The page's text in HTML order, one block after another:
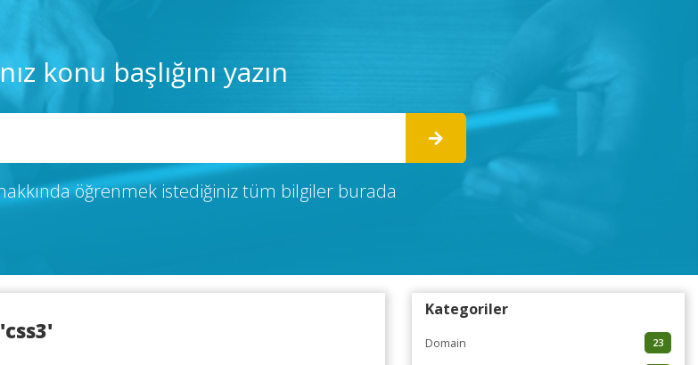
konu başlığını yazın
öğrenmek istediğiniz tüm bilgiler burada
Kategoriler
23
Domain